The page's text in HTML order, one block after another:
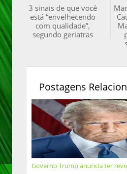
3 sinais de que você
está “envelhecendo
com qualidade”,
segundo geriatras
Postagens
Governo Trump anuncia ter